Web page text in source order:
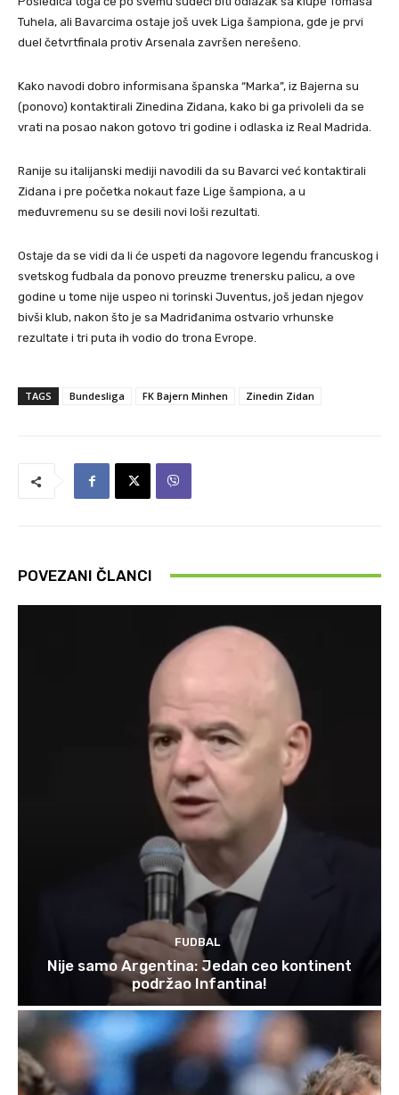
Tuhela, ali Bavarcima ostaje još uvek Liga šampiona, gde je prvi
duel četvrtfinala protiv Arsenala završen nerešeno.
Kako navodi dobro informisana španska “Marka”, iz Bajerna su
(ponovo) kontaktirali Zinedina Zidana, kako bi ga privoleli da se
vrati na posao nakon gotovo tri godine i odlaska iz Real Madrida.
Ranije su italijanski mediji navodili da su Bavarci već kontaktirali
Zidana i pre početka nokaut faze Lige šampiona, a u
međuvremenu su se desili novi loši rezultati.
Ostaje da se vidi da li će uspeti da nagovore legendu francuskog i
svetskog fudbala da ponovo preuzme trenersku palicu, a ove
godine u tome nije uspeo ni torinski Juventus, još jedan njegov
bivši klub, nakon što je sa Madriđanima ostvario vrhunske
rezultate i tri puta ih vodio do trona Evrope.
TAGS Bundesliga FK Bajern Minhen Zinedin Zidan
POVEZANI ČLANCI
FUDBAL
Nije samo Argentina: Jedan ceo kontinent
podržao Infantina!